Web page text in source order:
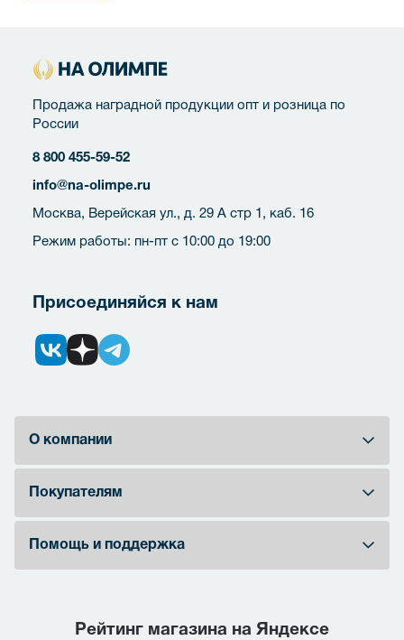
Продажа наградной продукции опт и розница по
России
8 800 455-59-52
info@na-olimpe.ru
Москва, Верейская ул., д. 29 А стр 1, каб. 16
Режим работы: пн-пт с 10:00 до 19:00
Присоединяйся к нам
О компании
Покупателям
Помощь и поддержка
Рейтинг магазина на Яндексе